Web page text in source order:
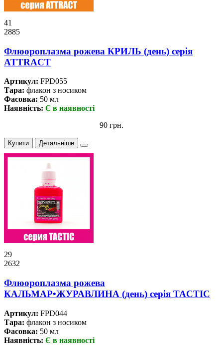
41
2885
Флюороплазма рожева КРИЛЬ (день) серiя
ATTRACT
Артикул: FPD055
Тара: флакон з носиком
Фасовка: 50 мл
Наявність: Є в наявності
90 грн.
Купити Детальніше
29
2632
Флюороплазма рожева
КАЛЬМАР•ЖУРАВЛИНА (день) серiя TACTIC
Артикул: FPD044
Тара: флакон з носиком
Фасовка: 50 мл
Наявність: Є в наявності